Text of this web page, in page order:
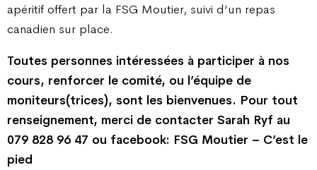
apéritif offert par la FSG Moutier, suivi d’un repas
canadien sur place.
Toutes personnes intéressées à participer à nos
cours, renforcer le comité, ou l’équipe de
moniteurs(trices), sont les bienvenues. Pour tout
renseignement, merci de contacter Sarah Ryf au
079 828 96 47 ou facebook: FSG Moutier – C’est le
pied